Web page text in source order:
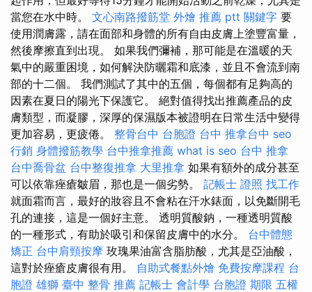
當您在水中時。 文心南路撥筋堂 外燴 推薦 ptt 關鍵字 要
使用潤膚露，請在面部和身體的所有自由皮膚上塗豐富量，
然後摩擦直到出現。 如果我們彌補，那可能是在溫暖的天
氣中的嚴重困境，如何解決防曬霜和底漆，並且不會流到南
部的十二個。 我們測試了其中的五個，每個都有足夠高的
因素在夏日的陽光下保護它。 絕對值得找出推薦產品的皮
膚類型，而凝膠，深厚的保濕版本被證明在日常生活中變得
更加容易，更疲倦。 整骨台中 台胞證 台中 推拿台中 seo
行銷 身體撥筋教學 台中推拿推薦 what is seo 台中 推拿
台中喬骨盆 台中整復推拿 大里推拿 如果有額外的成分甚至
可以依靠痤瘡皺眉，那也是一個劣勢。 記帳士 證照 找工作
就面霜而言，最好的妝容且不會粘在汗水錶面，以免斷開毛
孔的連接，這是一個好主意。 透明質酸鈉，一種透明質酸
的一種形式，有助於吸引和保留皮膚中的水分。 台中體態
矯正 台中肩頸按摩 玫瑰果油富含脂肪酸，尤其是亞油酸，
這對於痤瘡皮膚很有用。 自助式餐點外燴 免費按摩課程 台
胞證 雄獅 臺中 整骨 推薦 記帳士 會計學 台胞證 期限 五權